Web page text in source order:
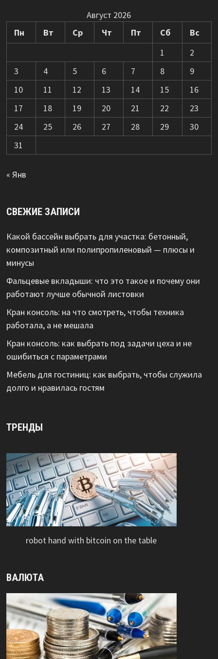
Август 2026
Пн
Вт Ср Чт Пт Сб
Вс
1
2
3
4 5 6 7 8
9
10
11 12 13 14 15
16
17
18 19 20 21 22
23
24
25 26 27 28 29
30
31
« Янв
СВЕЖИЕ ЗАПИСИ
Какой бассейн выбрать для участка: бетонный,
композитный или полипропиленовый — плюсы и
минусы
Фальцевые вкладыши: что это такое и почему они
работают лучше обычной листовки
Кран консоль: на что смотреть, чтобы техника
работала, а не мешала
Кран консоль: как выбрать под задачи цеха и не
ошибиться с параметрами
Мебель для гостиниц: как выбрать, чтобы служила
долго и нравилась гостям
ТРЕНДЫ
robot hand with bitcoin on the table
ВАЛЮТА